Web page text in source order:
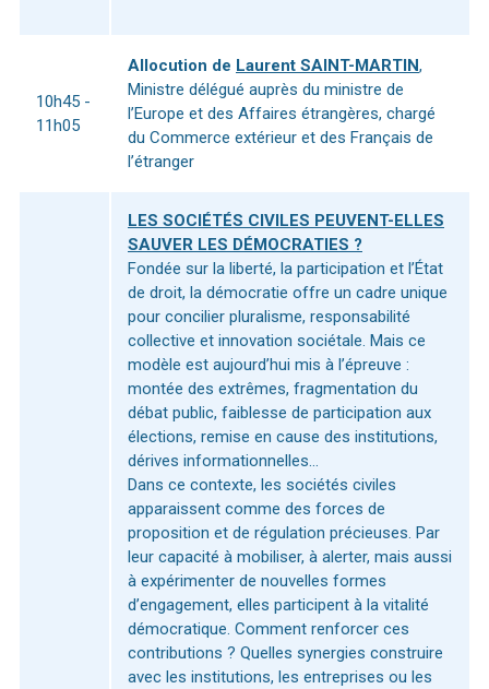
10h45 -
11h05
Allocution de Laurent SAINT-MARTIN,
Ministre délégué auprès du ministre de
l’Europe et des Affaires étrangères, chargé
du Commerce extérieur et des Français de
l’étranger
LES SOCIÉTÉS CIVILES PEUVENT-ELLES
SAUVER LES DÉMOCRATIES ?
Fondée sur la liberté, la participation et l’État
de droit, la démocratie offre un cadre unique
pour concilier pluralisme, responsabilité
collective et innovation sociétale. Mais ce
modèle est aujourd’hui mis à l’épreuve :
montée des extrêmes, fragmentation du
débat public, faiblesse de participation aux
élections, remise en cause des institutions,
dérives informationnelles…
Dans ce contexte, les sociétés civiles
apparaissent comme des forces de
proposition et de régulation précieuses. Par
leur capacité à mobiliser, à alerter, mais aussi
à expérimenter de nouvelles formes
d’engagement, elles participent à la vitalité
démocratique. Comment renforcer ces
contributions ? Quelles synergies construire
avec les institutions, les entreprises ou les